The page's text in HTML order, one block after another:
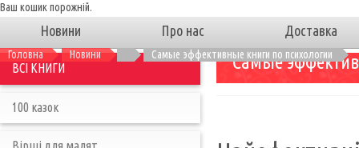
Ваш кошик порожній.
Новини Про нас Доставка
Головна Новини Самые эффективные книги по психологии
Самые
ВСІ КНИГИ
100 казок